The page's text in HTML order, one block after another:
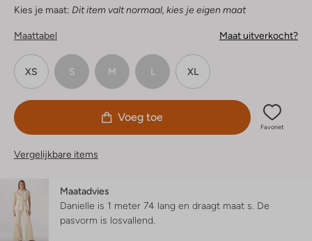
Kies je maat: Dit item valt normaal, kies je eigen maat
Maattabel Maat uitverkocht?
XS S M L XL
Voeg toe
Favoriet
Vergelijkbare items
Maatadvies
Danielle is 1 meter 74 lang en draagt maat s. De
pasvorm is losvallend